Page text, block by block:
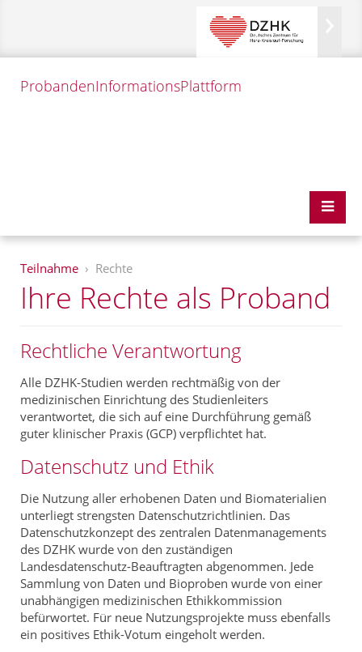
ProbandenInformationsPlattform
Teilnahme Rechte
Ihre Rechte als Proband
Rechtliche Verantwortung
Alle DZHK-Studien werden rechtmäßig von der
medizinischen Einrichtung des Studienleiters
verantwortet, die sich auf eine Durchführung gemäß
guter klinischer Praxis (GCP) verpflichtet hat.
Datenschutz und Ethik
Die Nutzung aller erhobenen Daten und Biomaterialien
unterliegt strengsten Datenschutzrichtlinien. Das
Datenschutzkonzept des zentralen Datenmanagements
des DZHK wurde von den zuständigen
Landesdatenschutz-Beauftragten abgenommen. Jede
Sammlung von Daten und Bioproben wurde von einer
unabhängigen medizinischen Ethikkommission
befürwortet. Für neue Nutzungsprojekte muss ebenfalls
ein positives Ethik-Votum eingeholt werden.